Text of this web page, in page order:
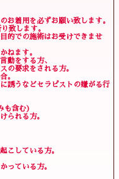
お着用を必ずお願い致します。
致します。
的での施術はお受けできませ
ねます。
動をする方、
の要求をされる方。
。
誘うなどセラピストの嫌がる行
も含む)
られる方。
こしている方。
っている方。